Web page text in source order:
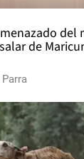
del
de